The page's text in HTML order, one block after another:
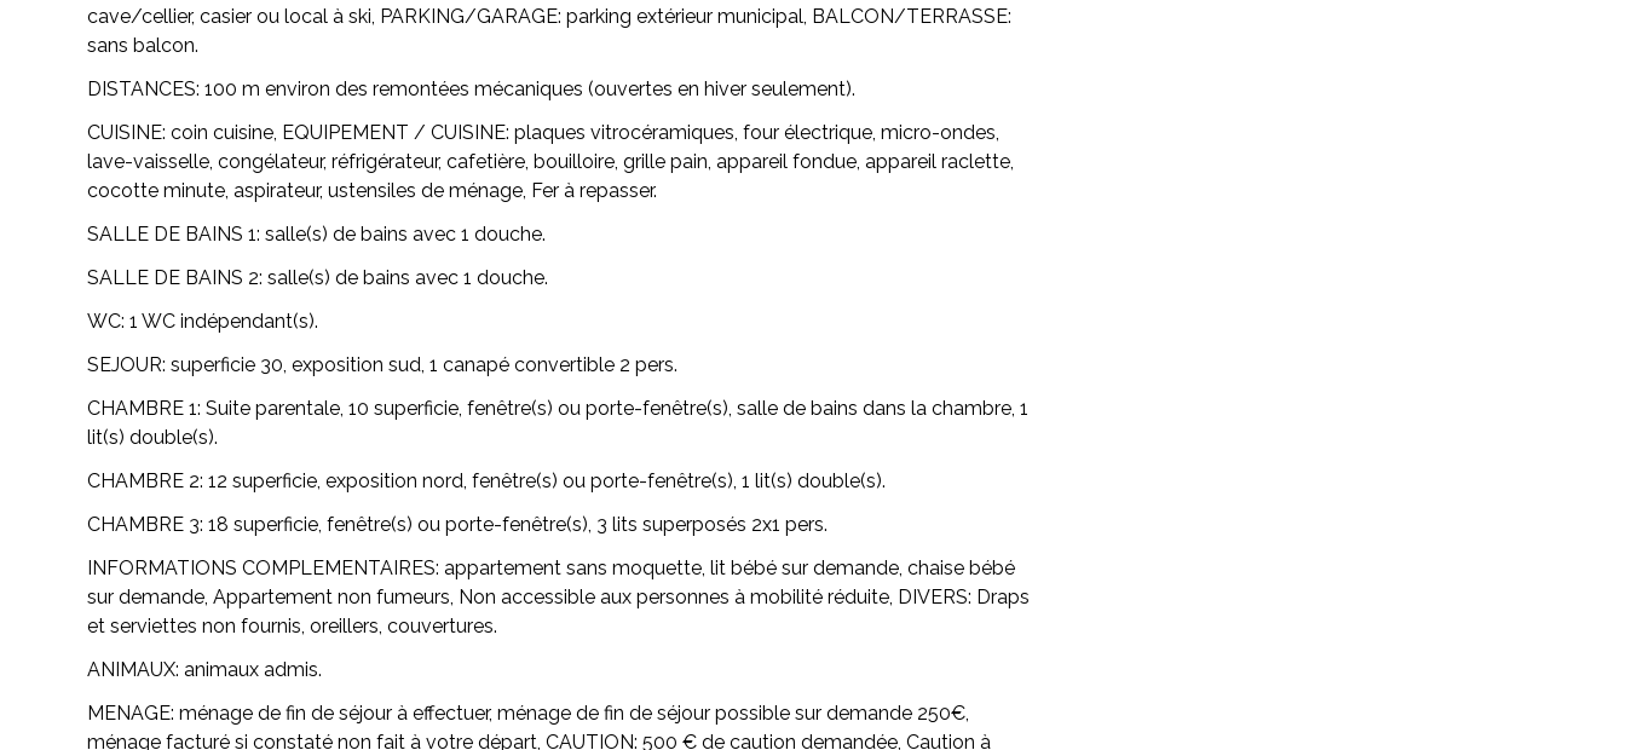
cave/cellier, casier ou local à ski, PARKING/GARAGE: parking extérieur municipal, BALCON/TERRASSE:
sans balcon.
DISTANCES: 100 m environ des remontées mécaniques (ouvertes en hiver seulement).
CUISINE: coin cuisine, EQUIPEMENT / CUISINE: plaques vitrocéramiques, four électrique, micro-ondes,
lave-vaisselle, congélateur, réfrigérateur, cafetière, bouilloire, grille pain, appareil fondue, appareil raclette,
cocotte minute, aspirateur, ustensiles de ménage, Fer à repasser.
SALLE DE BAINS 1: salle(s) de bains avec 1 douche.
SALLE DE BAINS 2: salle(s) de bains avec 1 douche.
WC: 1 WC indépendant(s).
SEJOUR: superficie 30, exposition sud, 1 canapé convertible 2 pers.
CHAMBRE 1: Suite parentale, 10 superficie, fenêtre(s) ou porte-fenêtre(s), salle de bains dans la chambre, 1
lit(s) double(s).
CHAMBRE 2: 12 superficie, exposition nord, fenêtre(s) ou porte-fenêtre(s), 1 lit(s) double(s).
CHAMBRE 3: 18 superficie, fenêtre(s) ou porte-fenêtre(s), 3 lits superposés 2x1 pers.
INFORMATIONS COMPLEMENTAIRES: appartement sans moquette, lit bébé sur demande, chaise bébé
sur demande, Appartement non fumeurs, Non accessible aux personnes à mobilité réduite, DIVERS: Draps
et serviettes non fournis, oreillers, couvertures.
ANIMAUX: animaux admis.
MENAGE: ménage de fin de séjour à effectuer, ménage de fin de séjour possible sur demande 250€,
ménage facturé si constaté non fait à votre départ, CAUTION: 500 € de caution demandée, Caution à